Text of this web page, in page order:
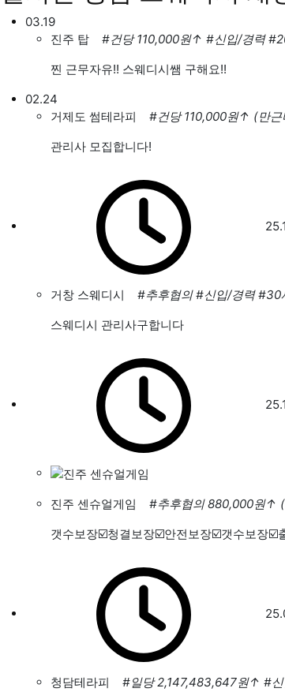
03.19
진주 탑
#건당 110,000원↑ #신입/경력
찐 근무자유!! 스웨디시쌤 구해요!!
02.24
거제도 썸테라피
#건당 110,000원↑ (만근
관리사 모집합니다!
거창 스웨디시 #추후협의 #신입/경력 #30
스웨디시 관리사구합니다
진주 센슈얼게임 #추후협의 880,000원↑
갯수보장☑️청결보장☑️안전보장☑️갯수보장☑️
청담테라피 #일당 2,147,483,647원↑ #